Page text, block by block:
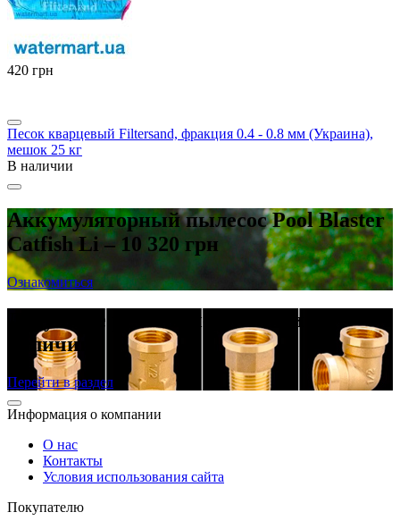
‍420‍ грн
Песок кварцевый Filtersand, фракция 0.4 - 0.8 мм (Украина),
мешок 25 кг
В наличии
Аккумуляторный пылесос Pool Blaster
Catfish Li – 10 320 грн
Ознакомиться
Латунные резьбовые фитинги в
наличии
Перейти в раздел
Информация о компании
О нас
Контакты
Условия использования сайта
Покупателю